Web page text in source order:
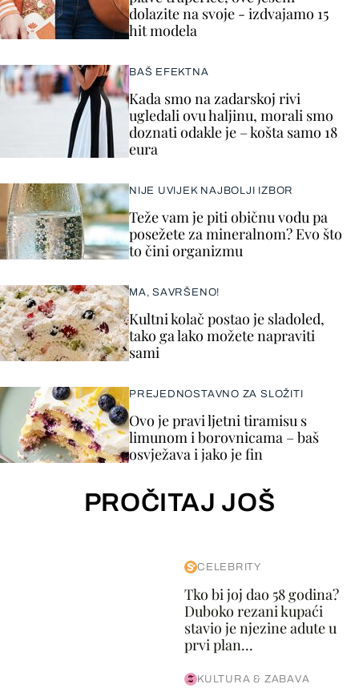
dolazite na svoje - izdvajamo 15
hit modela
BAŠ EFEKTNA
Kada smo na zadarskoj rivi
ugledali ovu haljinu, morali smo
doznati odakle je – košta samo 18
eura
NIJE UVIJEK NAJBOLJI IZBOR
Teže vam je piti običnu vodu pa
posežete za mineralnom? Evo što
to čini organizmu
MA, SAVRŠENO!
Kultni kolač postao je sladoled,
tako ga lako možete napraviti
sami
PREJEDNOSTAVNO ZA SLOŽITI
Ovo je pravi ljetni tiramisu s
limunom i borovnicama – baš
osvježava i jako je fin
PROČITAJ JOŠ
CELEBRITY
Tko bi joj dao 58 godina?
Duboko rezani kupaći
stavio je njezine adute u
prvi plan...
KULTURA & ZABAVA